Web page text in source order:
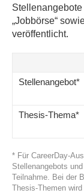
„Jobbörse“
veröffentlicht.
Stellenangebot*
Thesis-Thema*
* Für CareerDay-
Stellenangebots
Teilnahme. Bei der
Thesis-Themen